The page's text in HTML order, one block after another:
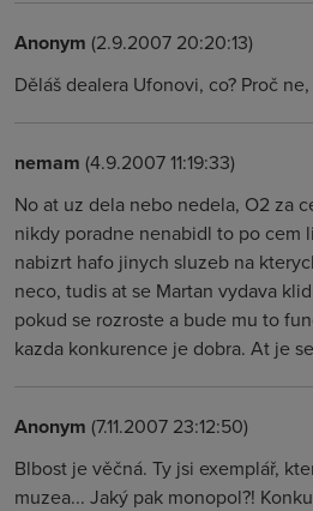
Anonym (2.9.2007 20:20:13)
Děláš dealera Ufonovi, co? Proč
nemam (4.9.2007 11:19:33)
No at uz dela nebo nedela, O2 za
nikdy poradne nenabidl to po cem
nabizrt hafo jinych sluzeb na
neco, tudis at se Martan vydava
pokud se rozroste a bude mu to
kazda konkurence je dobra. At je
Anonym (7.11.2007 23:12:50)
Blbost je věčná. Ty jsi exemplář,
muzea... Jaký pak monopol?!